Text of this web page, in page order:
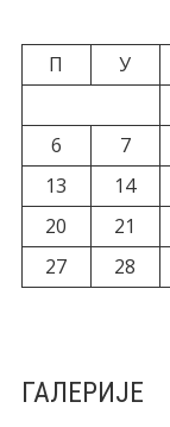
П У
6
7
13
14
20
21
27
28
ГАЛЕРИЈЕ